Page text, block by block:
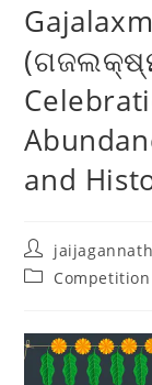
and
Post
author:
Post